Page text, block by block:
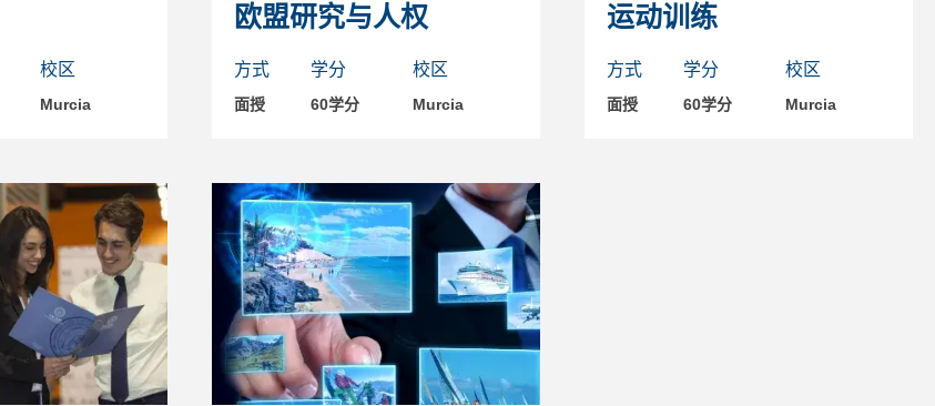
校区
Murcia
欧盟研究与人权
方式
面授
学分
60学分
校区
Murcia
运动训练
方式
面授
学分
60学分
校区
Murcia